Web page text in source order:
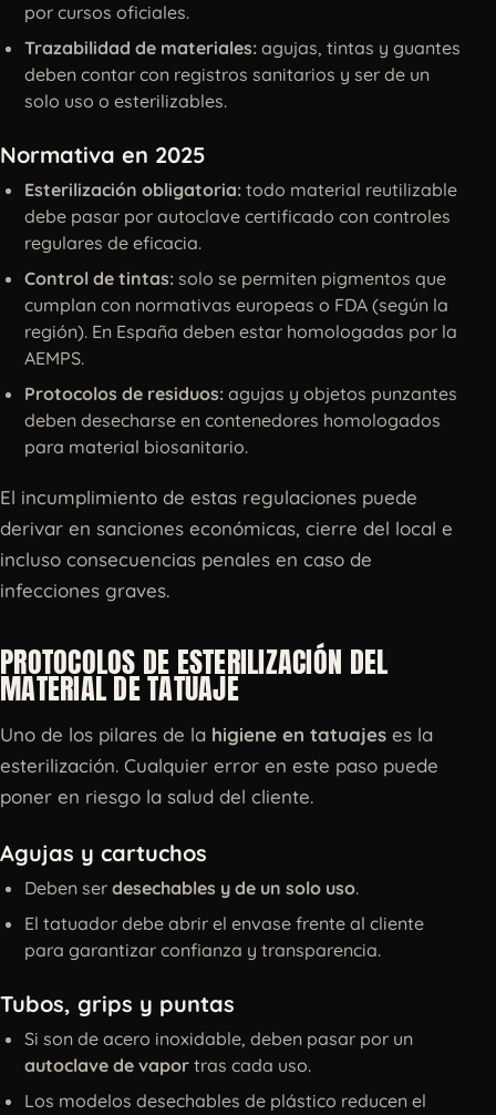
por cursos oficiales.
Trazabilidad de materiales: agujas, tintas y guantes
deben contar con registros sanitarios y ser de un
solo uso o esterilizables.
Normativa en 2025
Esterilización obligatoria: todo material reutilizable
debe pasar por autoclave certificado con controles
regulares de eficacia.
Control de tintas: solo se permiten pigmentos que
cumplan con normativas europeas o FDA (según la
región). En España deben estar homologadas por la
AEMPS.
Protocolos de residuos: agujas y objetos punzantes
deben desecharse en contenedores homologados
para material biosanitario.
El incumplimiento de estas regulaciones puede
derivar en sanciones económicas, cierre del local e
incluso consecuencias penales en caso de
infecciones graves.
PROTOCOLOS DE ESTERILIZACIÓN DEL
MATERIAL DE TATUAJE
Uno de los pilares de la higiene en tatuajes es la
esterilización. Cualquier error en este paso puede
poner en riesgo la salud del cliente.
Agujas y cartuchos
Deben ser desechables y de un solo uso.
El tatuador debe abrir el envase frente al cliente
para garantizar confianza y transparencia.
Tubos, grips y puntas
Si son de acero inoxidable, deben pasar por un
autoclave de vapor tras cada uso.
Los modelos desechables de plástico reducen el